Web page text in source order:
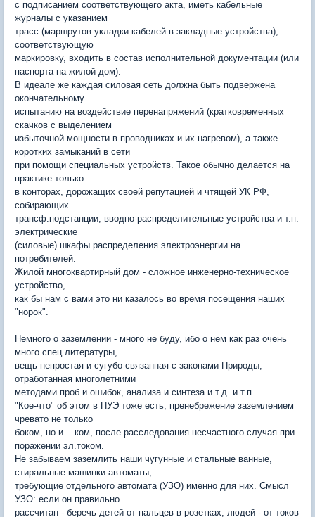
с подписанием соответствующего акта, иметь кабельные
журналы с указанием
трасс (маршрутов укладки кабелей в закладные устройства),
соответствующую
маркировку, входить в состав исполнительной документации (или
паспорта на жилой дом).
В идеале же каждая силовая сеть должна быть подвержена
окончательному
испытанию на воздействие перенапряжений (кратковременных
скачков с выделением
избыточной мощности в проводниках и их нагревом), а также
коротких замыканий в сети
при помощи специальных устройств. Такое обычно делается на
практике только
в конторах, дорожащих своей репутацией и чтящей УК РФ,
собирающих
трансф.подстанции, вводно-распределительные устройства и т.п.
электрические
(силовые) шкафы распределения электроэнергии на
потребителей.
Жилой многоквартирный дом - сложное инженерно-техническое
устройство,
как бы нам с вами это ни казалось во время посещения наших
"норок".
Немного о заземлении - много не буду, ибо о нем как раз очень
много спец.литературы,
вещь непростая и сугубо связанная с законами Природы,
отработанная многолетними
методами проб и ошибок, анализа и синтеза и т.д. и т.п.
"Кое-что" об этом в ПУЭ тоже есть, пренебрежение заземлением
чревато не только
боком, но и ...ком, после расследования несчастного случая при
поражении эл.током.
Не забываем заземлить наши чугунные и стальные ванные,
стиральные машинки-автоматы,
требующие отдельного автомата (УЗО) именно для них. Смысл
УЗО: если он правильно
рассчитан - беречь детей от пальцев в розетках, людей - от токов